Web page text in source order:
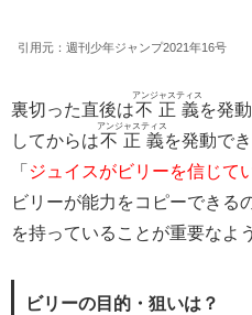
引用元：週刊少年ジャンプ2021年16号
裏切った直後は不正義
アンジャスティス
を発
してからは不正義
アンジャスティス
を発動で
「 ジュイスがビリーを信じて
ビリーが能力をコピーできる
を持っていることが重要なよ
ビリーの目的・狙いは？